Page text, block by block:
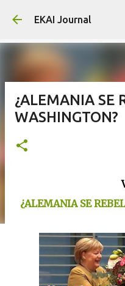
EKAI Journal
¿ALEMANIA SE
WASHINGTON?
¿ALEMANIA SE